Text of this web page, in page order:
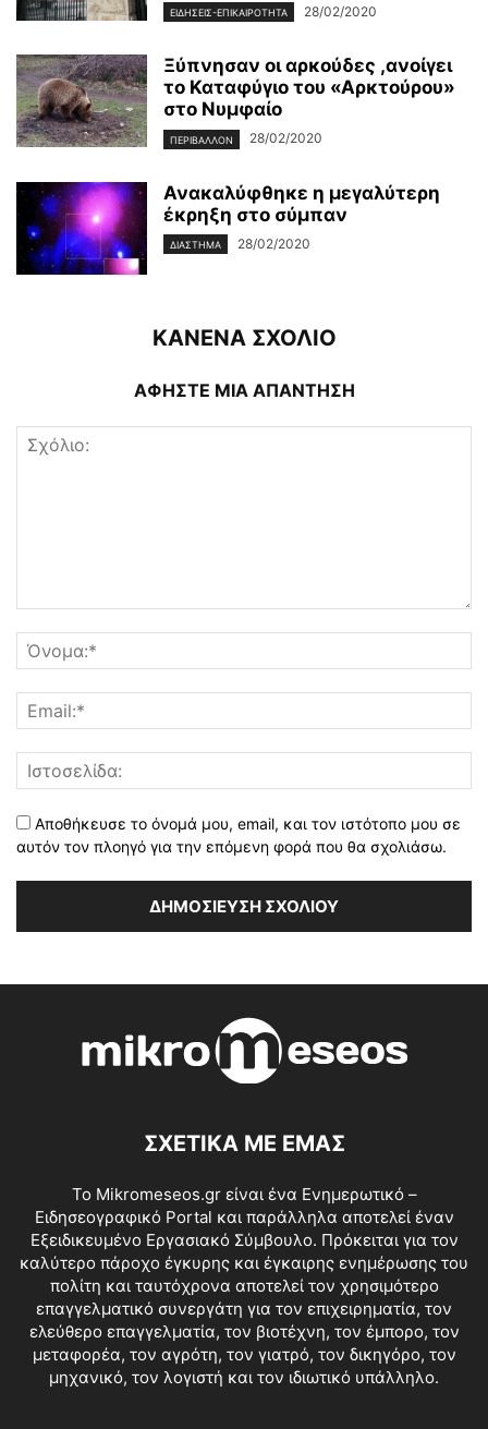
ΕΙΔΉΣΕΙΣ-ΕΠΙΚΑΙΡΌΤΗΤΑ 28/02/2020
Ξύπνησαν οι αρκούδες ,ανοίγει
το Καταφύγιο του «Αρκτούρου»
στο Νυμφαίο
ΠΕΡΙΒΆΛΛΟΝ 28/02/2020
Ανακαλύφθηκε η μεγαλύτερη
έκρηξη στο σύμπαν
ΔΙΆΣΤΗΜΑ 28/02/2020
ΚΑΝΕΝΑ ΣΧΟΛΙΟ
ΑΦΗΣΤΕ ΜΙΑ ΑΠΑΝΤΗΣΗ
Αποθήκευσε το όνομά μου, email, και τον ιστότοπο μου σε
αυτόν τον πλοηγό για την επόμενη φορά που θα σχολιάσω.
ΣΧΕΤΙΚΑ ΜΕ ΕΜΑΣ
Το Mikromeseos.gr είναι ένα Ενημερωτικό –
Ειδησεογραφικό Portal και παράλληλα αποτελεί έναν
Εξειδικευμένο Εργασιακό Σύμβουλο. Πρόκειται για τον
καλύτερο πάροχο έγκυρης και έγκαιρης ενημέρωσης του
πολίτη και ταυτόχρονα αποτελεί τον χρησιμότερο
επαγγελματικό συνεργάτη για τον επιχειρηματία, τον
ελεύθερο επαγγελματία, τον βιοτέχνη, τον έμπορο, τον
μεταφορέα, τον αγρότη, τον γιατρό, τον δικηγόρο, τον
μηχανικό, τον λογιστή και τον ιδιωτικό υπάλληλο.